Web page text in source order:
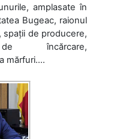
amplasate în
Bugeac, raionul
spații de producere,
încărcare,
mărfuri....